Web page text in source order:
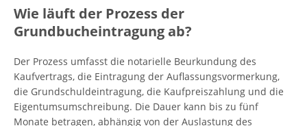
Wie läuft der Prozess der
Grundbucheintragung ab?
Der Prozess umfasst die notarielle Beurkundung des
Kaufvertrags, die Eintragung der Auflassungsvormerkung,
die Grundschuldeintragung, die Kaufpreiszahlung und die
Eigentumsumschreibung. Die Dauer kann bis zu fünf
Monate betragen, abhängig von der Auslastung des